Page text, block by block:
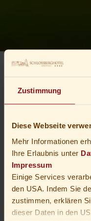
Zustimmung
Diese Webseite
Mehr Informationen
Ihre Erlaubnis unter
Impressum
Einige Services
den USA. Indem Sie
zustimmen, erklären
dieser Daten in den
Startseite
Eine